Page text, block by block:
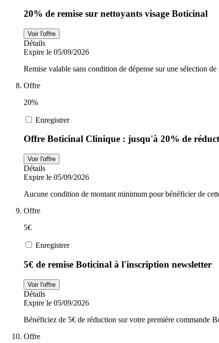
20% de remise sur nettoyants visage Boticinal
Voir l'offre
Détails
Expire le 05/09/2026
Remise valable sans condition de dépense sur une sélection
Offre
20%
Enregistrer
Offre Boticinal Clinique : jusqu'à 20% de
Voir l'offre
Détails
Expire le 05/09/2026
Aucune condition de montant minimum pour bénéficier de
Offre
5€
Enregistrer
5€ de remise Boticinal à l'inscription newsletter
Voir l'offre
Détails
Expire le 05/09/2026
Bénéficiez de 5€ de réduction sur votre première commande
Offre